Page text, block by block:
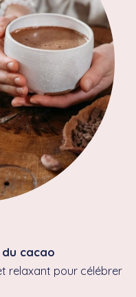
cacao
relaxant pour célébrer